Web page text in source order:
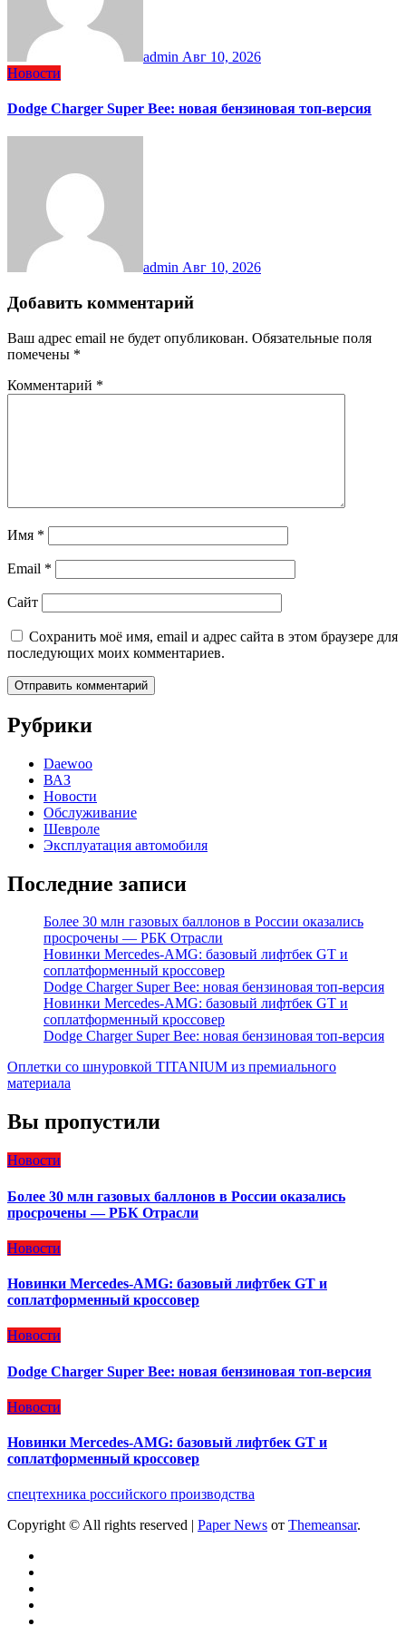
admin Авг 10, 2026
Новости
Dodge Charger Super Bee: новая бензиновая топ-версия
admin Авг 10, 2026
Добавить комментарий
Ваш адрес email не будет опубликован. Обязательные поля
помечены *
Комментарий *
Имя *
Email *
Сайт
Сохранить моё имя, email и адрес сайта в этом браузере для
последующих моих комментариев.
Рубрики
Daewoo
ВАЗ
Новости
Обслуживание
Шевроле
Эксплуатация автомобиля
Последние записи
Более 30 млн газовых баллонов в России оказались
просрочены — РБК Отрасли
Новинки Mercedes-AMG: базовый лифтбек GT и
соплатформенный кроссовер
Dodge Charger Super Bee: новая бензиновая топ-версия
Новинки Mercedes-AMG: базовый лифтбек GT и
соплатформенный кроссовер
Dodge Charger Super Bee: новая бензиновая топ-версия
Оплетки со шнуровкой TITANIUM из премиального
материала
Вы пропустили
Новости
Более 30 млн газовых баллонов в России оказались
просрочены — РБК Отрасли
Новости
Новинки Mercedes-AMG: базовый лифтбек GT и
соплатформенный кроссовер
Новости
Dodge Charger Super Bee: новая бензиновая топ-версия
Новости
Новинки Mercedes-AMG: базовый лифтбек GT и
соплатформенный кроссовер
спецтехника российского производства
Copyright © All rights reserved | Paper News от Themeansar.